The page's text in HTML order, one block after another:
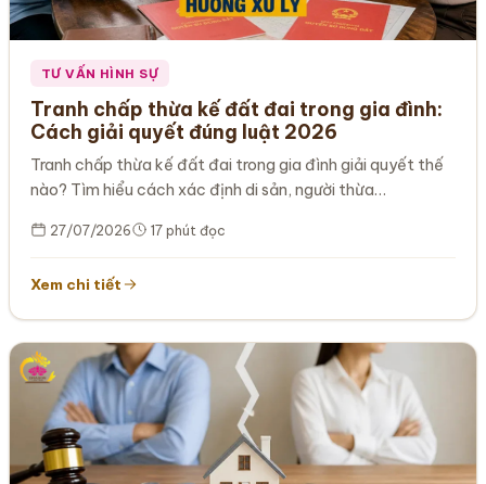
TƯ VẤN HÌNH SỰ
Tranh chấp thừa kế đất đai trong gia đình:
Cách giải quyết đúng luật 2026
Tranh chấp thừa kế đất đai trong gia đình giải quyết thế
nào? Tìm hiểu cách xác định di sản, người thừa…
27/07/2026 17 phút đọc
Xem chi tiết